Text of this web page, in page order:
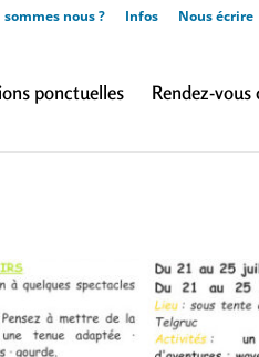
nous ? Infos Nous écrire
ponctuelles Rendez-